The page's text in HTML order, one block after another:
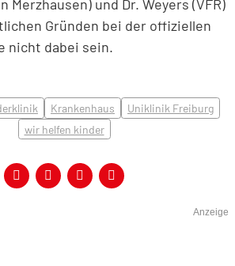
und Dr. Weyers (VFR)
Gründen bei der offiziellen
nicht dabei sein.
Krankenhaus
Uniklinik Freiburg
wir helfen kinder
Anzeige